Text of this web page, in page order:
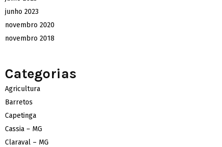
junho 2023
novembro 2020
novembro 2018
Categorias
Agricultura
Barretos
Capetinga
Cassia – MG
Claraval – MG